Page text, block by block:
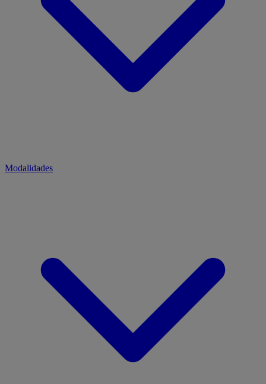
Modalidades